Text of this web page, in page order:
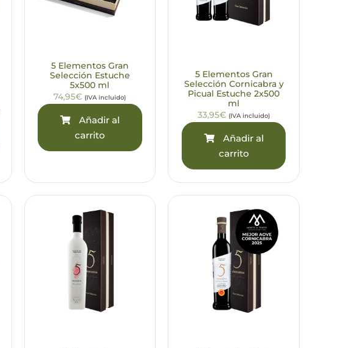
5 Elementos Gran
Selección Estuche
5x500 ml
74,95€ (IVA incluido)
Añadir al
carrito
5 Elementos Gran
Selección Cornicabra y
Picual Estuche 2x500
ml
33,95€ (IVA incluido)
Añadir al
carrito